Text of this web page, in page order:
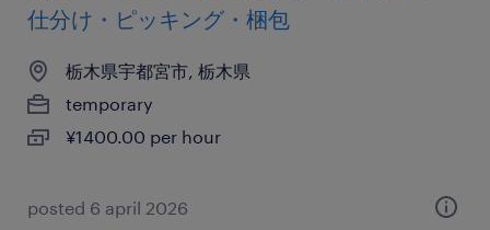
仕分け・ピッキング・梱包
栃木県宇都宮市, 栃木県
temporary
¥1400.00 per hour
posted 6 april 2026